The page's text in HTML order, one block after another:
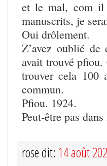
et le mal, com il
manuscrits, je
Oui drôlement.
Z’avez oublié de
avait trouvé
trouver cela 100
commun.
Pfiou. 1924.
Peut-être pas
rose dit: 14 août